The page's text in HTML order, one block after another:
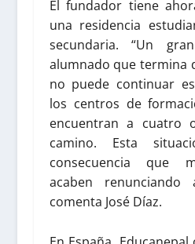
El fundador tiene
una residencia
secundaria. “Un
alumnado que termina
no puede continuar
los centros de
encuentran a cuatro
camino. Esta
consecuencia que
acaben renunciando
comenta José Díaz.